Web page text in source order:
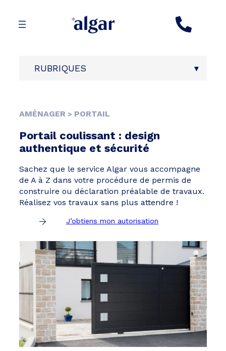
RUBRIQUES
AMÉNAGER > PORTAIL
Portail coulissant : design
authentique et sécurité
Sachez que le service Algar vous accompagne
de A à Z dans votre procédure de permis de
construire ou déclaration préalable de travaux.
Réalisez vos travaux sans plus attendre !
J’obtiens mon autorisation